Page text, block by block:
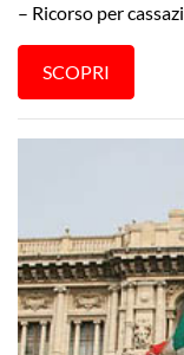
– Ricorso per
SCOPRI